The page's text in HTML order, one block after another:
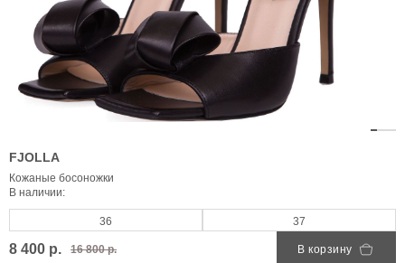
FJOLLA
Кожаные босоножки
В наличии:
36 37
8 400 р. 16 800 р. В корзину